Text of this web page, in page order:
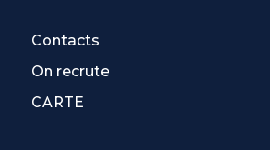
Contacts
On recrute
CARTE